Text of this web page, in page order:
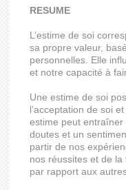
RESUME
L’estime de soi
sa propre valeur,
personnelles. Elle
et notre capacité à
Une estime de soi
l’acceptation de soi
estime peut
doutes et un
partir de nos
nos réussites et de
par rapport aux